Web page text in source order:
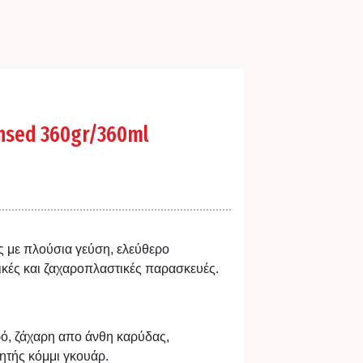
360gr/360ml
πλούσια γεύση, ελεύθερο
και ζαχαροπλαστικές παρασκευές.
ζάχαρη απο άνθη καρύδας,
κόμμι γκουάρ.